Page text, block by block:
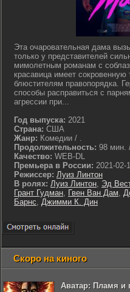
Эта очаровательная дама
только у представителей
мимолетным романам с
красавица имеет сокровенную
блюстителям правопорядка.
способы расправиться с
агрессии при...
Год выпуска: 2021
Страна: США
Жанр: Комедии / .
Продолжительность: 98 мин.
Качество: WEB-DL
Премьера в России: 2021-02-
Режиссер: Луиз Линтон
В ролях: Луиз Линтон, Эд
Грант Гудман, Гвен Ван Дам,
Барнс, Джимми К. Дин
Скоро на киного
Аватар: Пламя и